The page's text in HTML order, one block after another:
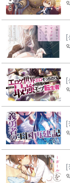
[
[
[
[